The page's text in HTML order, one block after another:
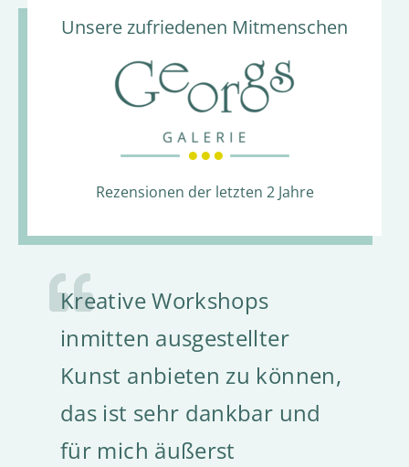
Unsere zufriedenen Mitmenschen
● ● ●
Rezensionen der letzten 2 Jahre
Kreative Workshops
inmitten ausgestellter
Kunst anbieten zu können,
das ist sehr dankbar und
für mich äußerst
Ich mag das Farbenreich,
weil wir dort zum Beispiel
Taschentuchmonster,
Eierbecher, Fische und
noch viele andere tolle
Kunst und Georgs Galerie –
super! Musik und Georgs
Galerie – ein Genuss!
Frauenchor BellaDonna
und Georgs Galerie – passt